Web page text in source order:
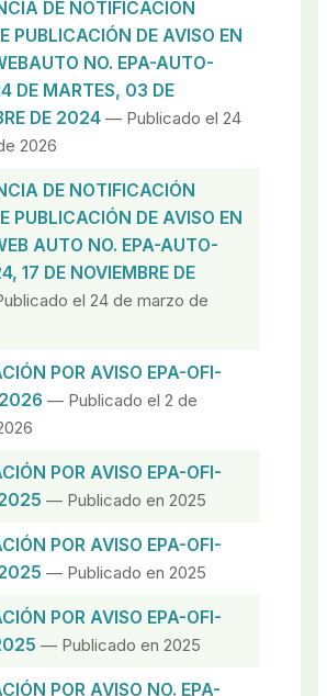
DE NOTIFICACIÓN
PUBLICACIÓN DE AVISO EN
NO. EPA-AUTO-
DE MARTES, 03 DE
DE 2024 — Publicado el 24
2026
DE NOTIFICACIÓN
PUBLICACIÓN DE AVISO EN
AUTO NO. EPA-AUTO-
17 DE NOVIEMBRE DE
el 24 de marzo de
POR AVISO EPA-OFI-
— Publicado el 2 de
POR AVISO EPA-OFI-
— Publicado en 2025
POR AVISO EPA-OFI-
— Publicado en 2025
POR AVISO EPA-OFI-
— Publicado en 2025
POR AVISO NO. EPA-